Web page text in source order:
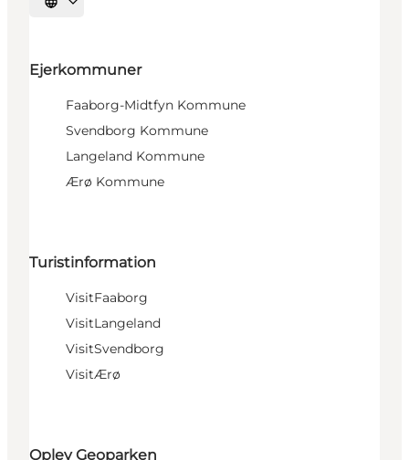
Vælg sprog
Ejerkommuner
Faaborg-Midtfyn Kommune
Svendborg Kommune
Langeland Kommune
Ærø Kommune
Turistinformation
VisitFaaborg
VisitLangeland
VisitSvendborg
VisitÆrø
Oplev Geoparken